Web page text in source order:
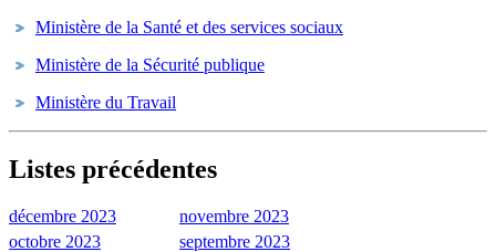
Ministère de la Santé et des services sociaux
Ministère de la Sécurité publique
Ministère du Travail
Listes précédentes
décembre 2023
novembre 2023
octobre 2023
septembre 2023